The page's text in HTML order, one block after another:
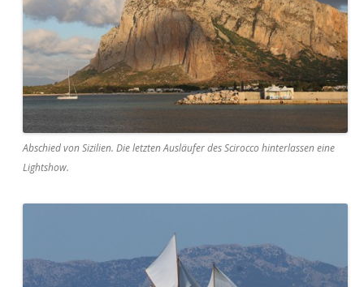
Abschied von Sizilien. Die letzten Ausläufer des Scirocco hinterlassen eine
Lightshow.